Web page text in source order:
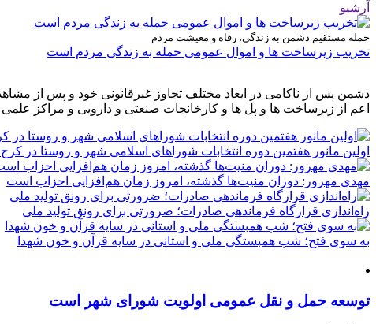
آرشیو
حمله مستقیم دشمن به زندگی، رفاه و معیشت مردم
تخریب زیرساخت ها و اموال عمومی حمله به زندگی مردم است
دشمن پس از ناکامی در ابعاد مختلف تجاوز غیرقانونی خود و پس از
اعم از زیرساخت ها و پل ها و کارخانجات صنعتی و دارویی و مراکز
اولین مانور هفتمین دوره انتخابات شوراهای اسلامی شهر و روستا در
مهدی مهرور: دوران منیت‌ها گذشته، امروز زمان هم‌افزایی احزاب است
راه‌اندازی قرارگاه فرماندهی صادرات؛ ضرورتی برای رونق تولید ملی
به سوی فتح؛ شب همبستگی ملی و استانی در سایه قرآن و خون شهدا
توسعه حمل و نقل عمومی اولویت شورای شهر است